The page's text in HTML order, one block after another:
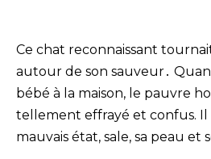
Ce chat reconnaissant
autour de son sauveur․
bébé à la maison, le pauvre
tellement effrayé et confus.
mauvais état, sale, sa peau et